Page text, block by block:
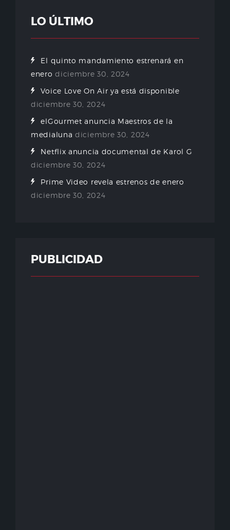
LO ÚLTIMO
El quinto mandamiento estrenará en
enero diciembre 30, 2024
Voice Love On Air ya está disponible
diciembre 30, 2024
elGourmet anuncia Maestros de la
medialuna diciembre 30, 2024
Netflix anuncia documental de Karol G
diciembre 30, 2024
Prime Video revela estrenos de enero
diciembre 30, 2024
PUBLICIDAD